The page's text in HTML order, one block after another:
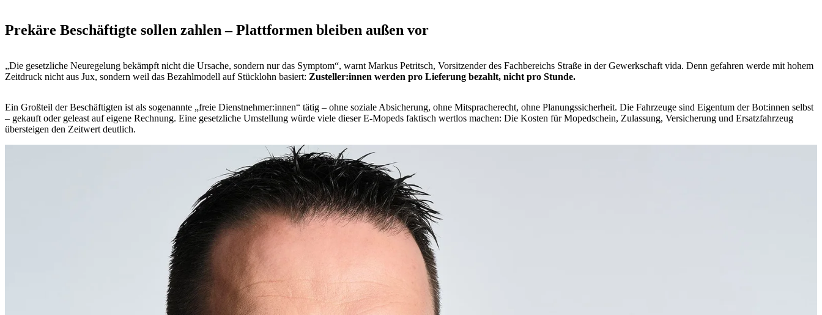
Prekäre Beschäftigte sollen zahlen – Plattformen bleiben außen vor
„Die gesetzliche Neuregelung bekämpft nicht die Ursache, sondern nur das Symptom“, warnt Markus Petritsch, Vorsitzender des Fachbereichs Straße in der Gewerkschaft vida. Denn gefahren werde mit hohem
Zeitdruck nicht aus Jux, sondern weil das Bezahlmodell auf Stücklohn basiert: Zusteller:innen werden pro Lieferung bezahlt, nicht pro Stunde.
Ein Großteil der Beschäftigten ist als sogenannte „freie Dienstnehmer:innen“ tätig – ohne soziale Absicherung, ohne Mitspracherecht, ohne Planungssicherheit. Die Fahrzeuge sind Eigentum der Bot:innen selbst
– gekauft oder geleast auf eigene Rechnung. Eine gesetzliche Umstellung würde viele dieser E-Mopeds faktisch wertlos machen: Die Kosten für Mopedschein, Zulassung, Versicherung und Ersatzfahrzeug
übersteigen den Zeitwert deutlich.